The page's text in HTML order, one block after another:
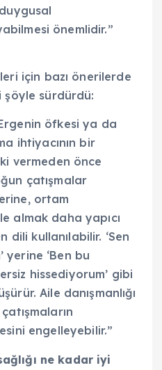
önemlidir.”
için bazı önerilerde
şöyle sürdürdü:
öfkesi ya da
ihtiyacının bir
vermeden önce
çatışmalar
ortam
almak daha yapıcı
dili kullanılabilir. ‘Sen
yerine ‘Ben bu
hissediyorum’ gibi
Aile danışmanlığı
engelleyebilir.”
ne kadar iyi